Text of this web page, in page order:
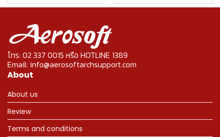
โทร: 02 337 0015 หรือ HOTLINE 1389
Email: info@aerosoftarchsupport.com
About
About us
Review
Terms and conditions